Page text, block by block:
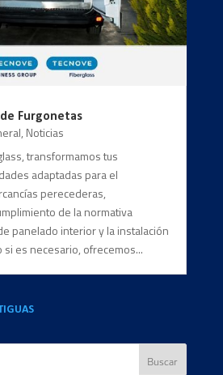
Furgonetas
, Noticias
transformamos tus
adaptadas para el
perecederas,
de la normativa
panelado interior y la instalación
es necesario, ofrecemos...